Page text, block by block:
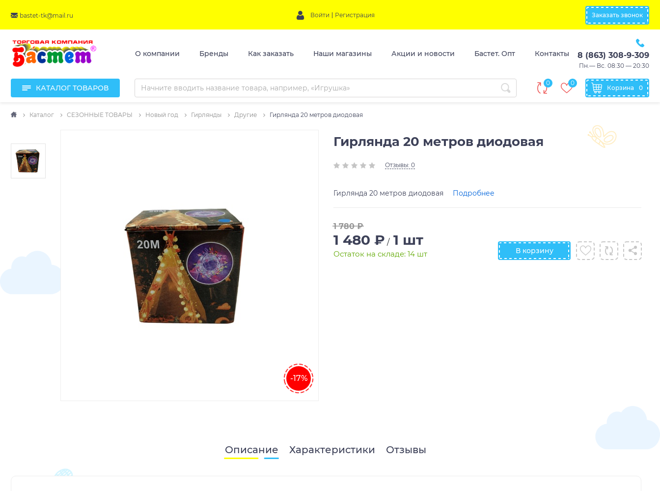
bastet-tk@mail.ru Войти Регистрация Заказать звонок
О компании Бренды Как заказать Наши магазины Акции и новости Бастет. Опт Контакты 8 (863) 308-9-309
Пн.— Вс. 08:30 — 20:30
КАТАЛОГ ТОВАРОВ
0 0
Корзина 0
Каталог СЕЗОННЫЕ ТОВАРЫ Новый год Гирлянды Другие Гирлянда 20 метров диодовая
-17%
Гирлянда 20 метров диодовая
Отзывы: 0
Гирлянда 20 метров диодовая Подробнее
1 780 ₽
1 480 ₽ / 1 шт
Остаток на складе: 14 шт В корзину
Описание Характеристики Отзывы